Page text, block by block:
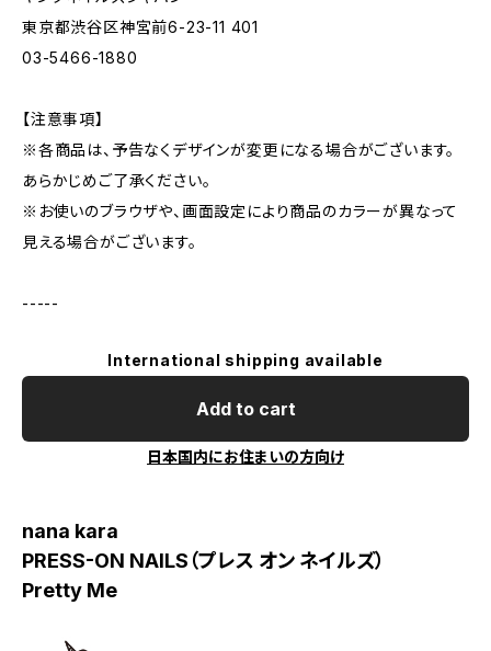
東京都渋谷区神宮前6-23-11 401
03-5466-1880
【注意事項】
※各商品は、予告なくデザインが変更になる場合がございます。
あらかじめご了承ください。
※お使いのブラウザや、画面設定により商品のカラーが異なって
見える場合がございます。
-----
International shipping available
Add to cart
日本国内にお住まいの方向け
nana kara
PRESS-ON NAILS（プレス オン ネイルズ）
Pretty Me